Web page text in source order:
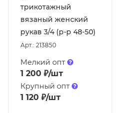
трикотажный
вязаный женский
рукав 3/4 (р-р 48-50)
Арт.: 213850
Мелкий опт
1 200 ₽/шт
Крупный опт
1 120 ₽/шт